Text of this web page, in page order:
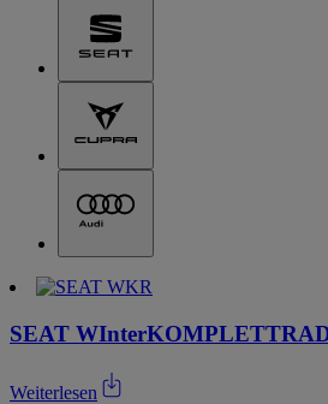
SEAT
Weiterlesen